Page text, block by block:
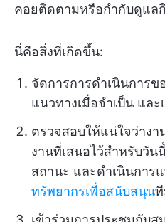
คอยติดตามหรือกำกับดูแล
นี่คือสิ่งที่เกิดขึ้น:
จัดการการดำเนินการ
แนวทางเมื่อจำเป็น แล
ตรวจสอบให้แน่ใจว่าง
งานที่เสนอไว้สำหรับวั
สถานะ และดำเนินการ
ทรัพยากรเพื่อสนับสนุน